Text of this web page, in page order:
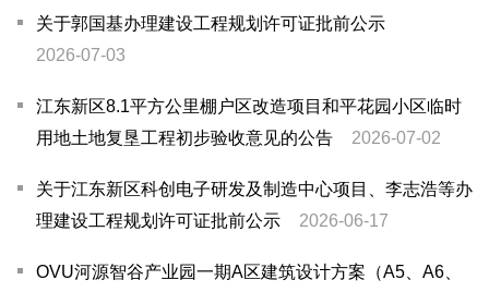
关于郭国基办理建设工程规划许可证批前公示
2026-07-03
江东新区8.1平方公里棚户区改造项目和平花园小区临时
用地土地复垦工程初步验收意见的公告
2026-07-02
关于江东新区科创电子研发及制造中心项目、李志浩等办
理建设工程规划许可证批前公示
2026-06-17
OVU河源智谷产业园一期A区建筑设计方案（A5、A6、